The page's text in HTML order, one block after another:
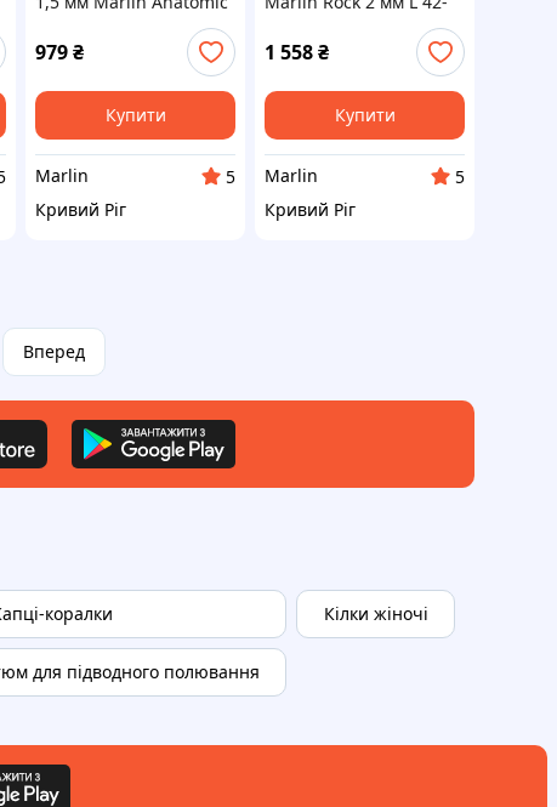
Nylon Eco 1.5 мм 42-43
979₴
Купити
Marlin
5
Кривий Ріг
1 558₴
Купити
Marlin
5
Кривий Ріг
Вперед
коралки
для підводного полювання
Кілки жіночі